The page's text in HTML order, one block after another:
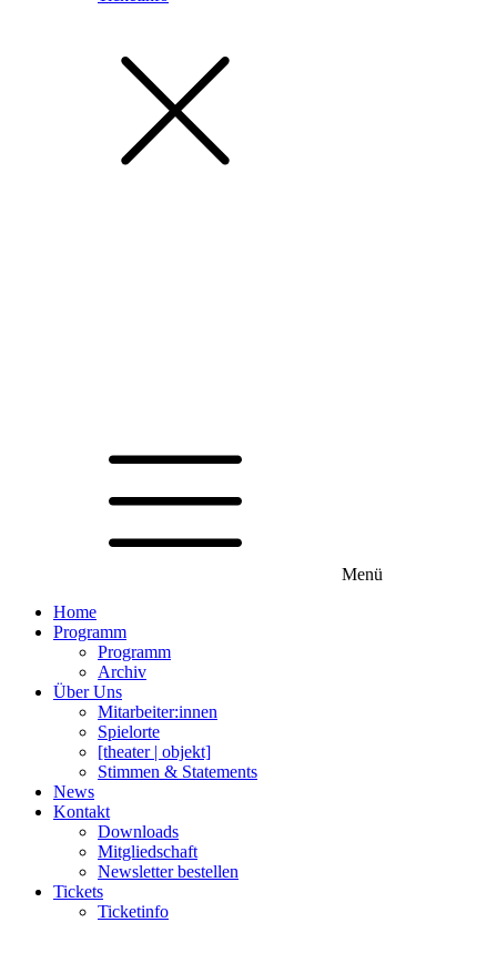
Menü
Home
Programm
Programm
Archiv
Über Uns
Mitarbeiter:innen
Spielorte
[theater | objekt]
Stimmen & Statements
News
Kontakt
Downloads
Mitgliedschaft
Newsletter bestellen
Tickets
Ticketinfo